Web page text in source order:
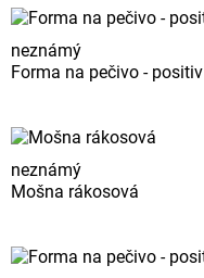
neznámý
Forma na pečivo - positiv
neznámý
Mošna rákosová